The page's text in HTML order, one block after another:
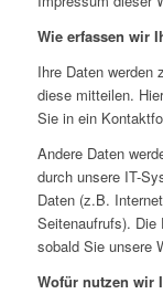
Wie erfassen wir
Ihre Daten werden
diese mitteilen.
Sie in ein
Andere Daten
durch unsere IT-
Daten (z.B.
Seitenaufrufs). Die
sobald Sie unsere
Wofür nutzen wir